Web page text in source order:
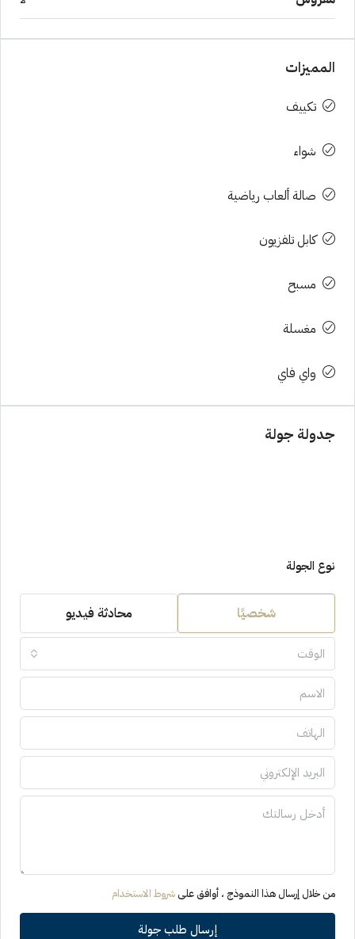
المميزات
تكييف
شواء
صالة ألعاب رياضية
كابل تلفزيون
مسبح
مغسلة
واي فاي
جدولة جولة
نوع الجولة
شخصيًا محادثة فيديو
الوقت
من خلال إرسال هذا النموذج ، أوافق على شروط الاستخدام
إرسال طلب جولة